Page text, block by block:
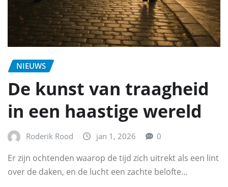
NIEUWS
De kunst van traagheid
in een haastige wereld
Roderik Rood jan 1, 2026 0
Er zijn ochtenden waarop de tijd zich uitrekt als een lint
over de daken, en de lucht een zachte belofte…